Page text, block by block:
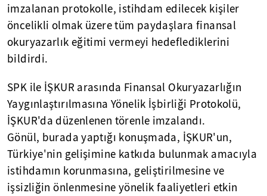
imzalanan protokolle, istihdam edilecek kişiler
öncelikli olmak üzere tüm paydaşlara finansal
okuryazarlık eğitimi vermeyi hedeflediklerini
bildirdi.
SPK ile İŞKUR arasında Finansal Okuryazarlığın
Yaygınlaştırılmasına Yönelik İşbirliği Protokolü,
İŞKUR'da düzenlenen törenle imzalandı.
Gönül, burada yaptığı konuşmada, İŞKUR'un,
Türkiye'nin gelişimine katkıda bulunmak amacıyla
istihdamın korunmasına, geliştirilmesine ve
işsizliğin önlenmesine yönelik faaliyetleri etkin